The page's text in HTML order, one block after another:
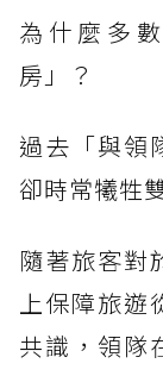
為什麼多
房」？
過去「與領
卻時常犧牲
隨著旅客對
上保障旅遊
共識，領隊